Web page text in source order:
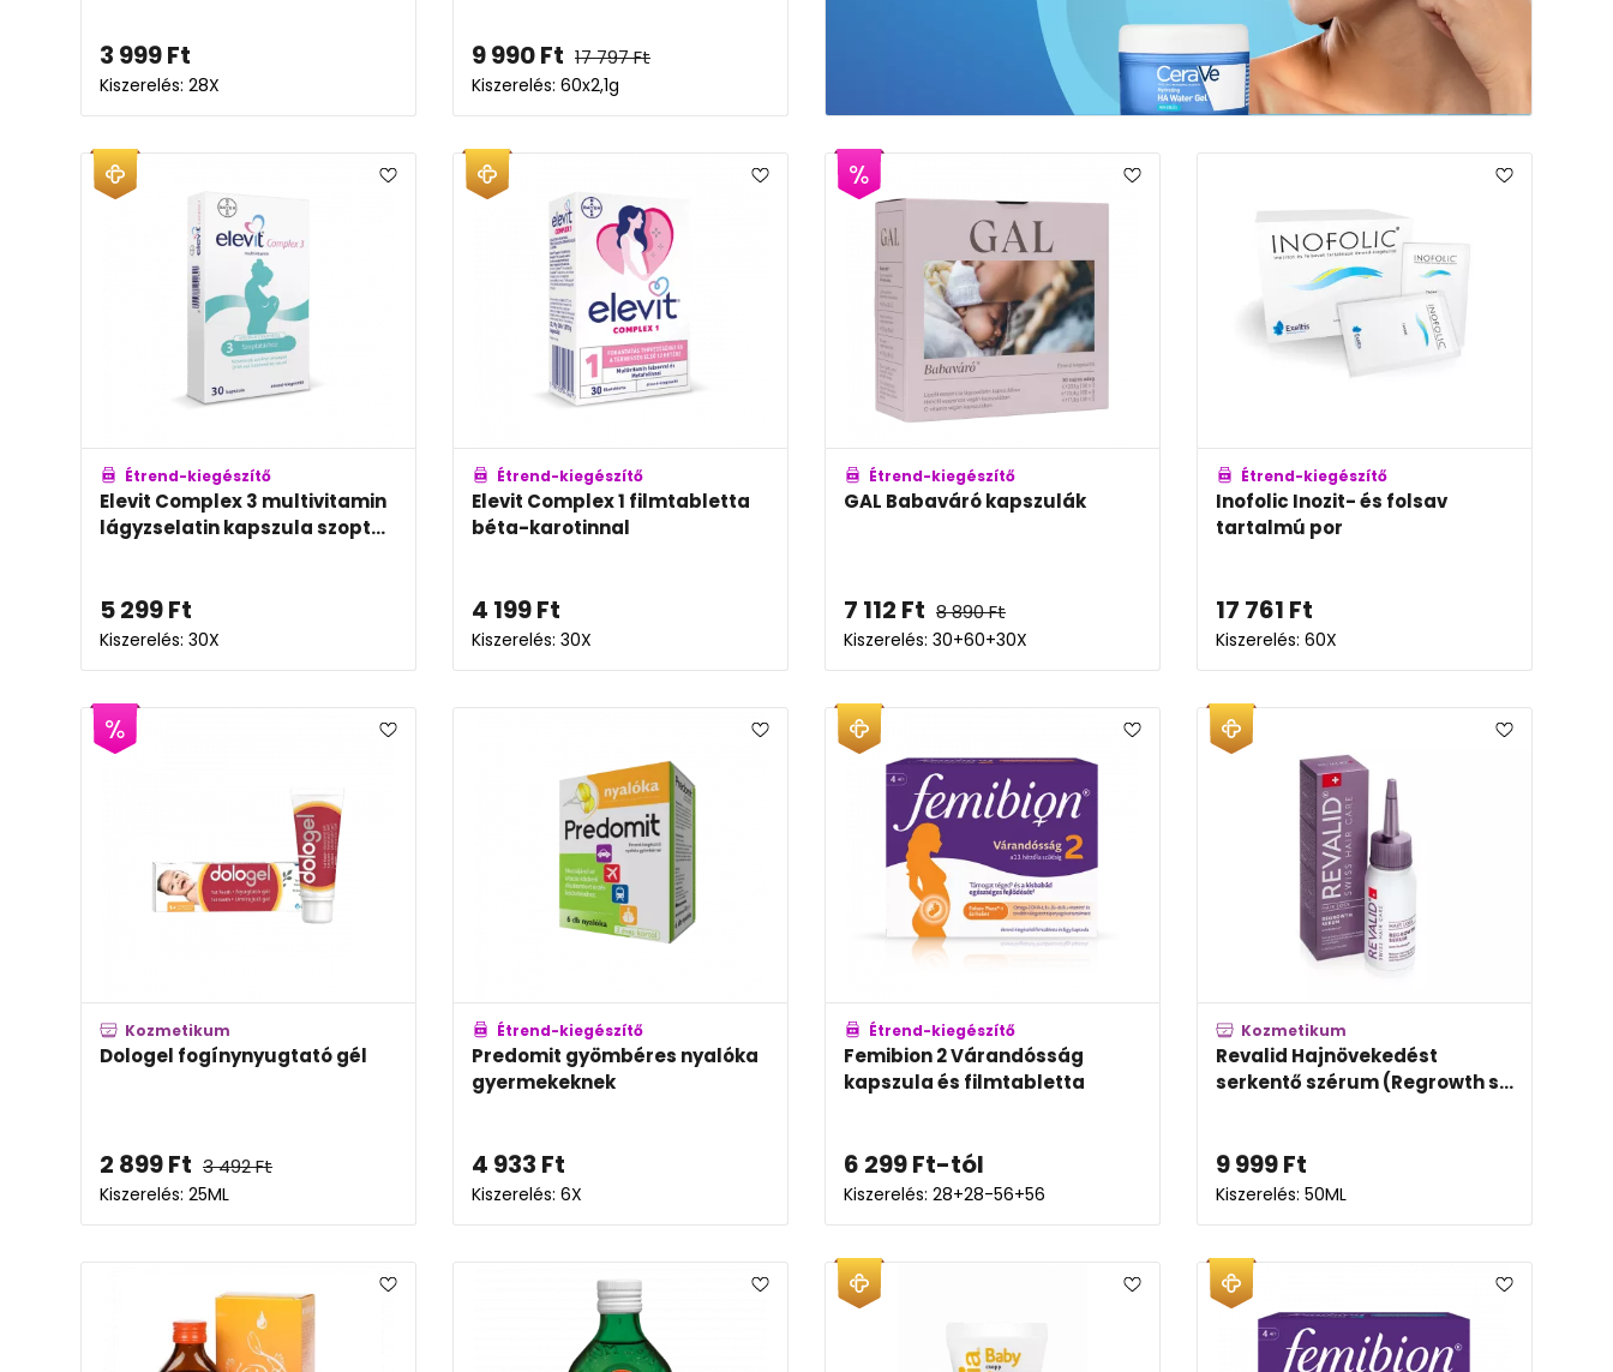
3 999Ft
Kiszerelés: 28X
9 990Ft 17 797Ft
Kiszerelés: 60x2,1g
Étrend-kiegészítő
Elevit Complex 3 multivitamin
lágyzselatin kapszula szopt...
5 299Ft
Kiszerelés: 30X
Étrend-kiegészítő
Elevit Complex 1 filmtabletta
béta-karotinnal
4 199Ft
Kiszerelés: 30X
Étrend-kiegészítő
GAL Babaváró kapszulák
7 112 Ft 8 890Ft
Kiszerelés: 30+60+30X
Étrend-kiegészítő
Inofolic Inozit- és folsav
tartalmú por
17 761 Ft
Kiszerelés: 60X
Kozmetikum
Dologel fogínynyugtató gél
2 899Ft 3 492Ft
Kiszerelés: 25ML
Étrend-kiegészítő
Predomit gyömbéres nyalóka
gyermekeknek
4 933 Ft
Kiszerelés: 6X
Étrend-kiegészítő
Femibion 2 Várandósság
kapszula és filmtabletta
6 299Ft-tól
Kiszerelés: 28+28-56+56
Kozmetikum
Revalid Hajnövekedést
serkentő szérum (Regrowth s...
9 999Ft
Kiszerelés: 50ML